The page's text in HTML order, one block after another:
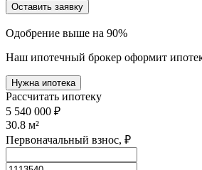
Оставить заявку
Одобрение выше на 90%
Наш ипотечный брокер оформит
Нужна ипотека
Рассчитать ипотеку
5 540 000 ₽
30.8 м²
Первоначальный взнос, ₽